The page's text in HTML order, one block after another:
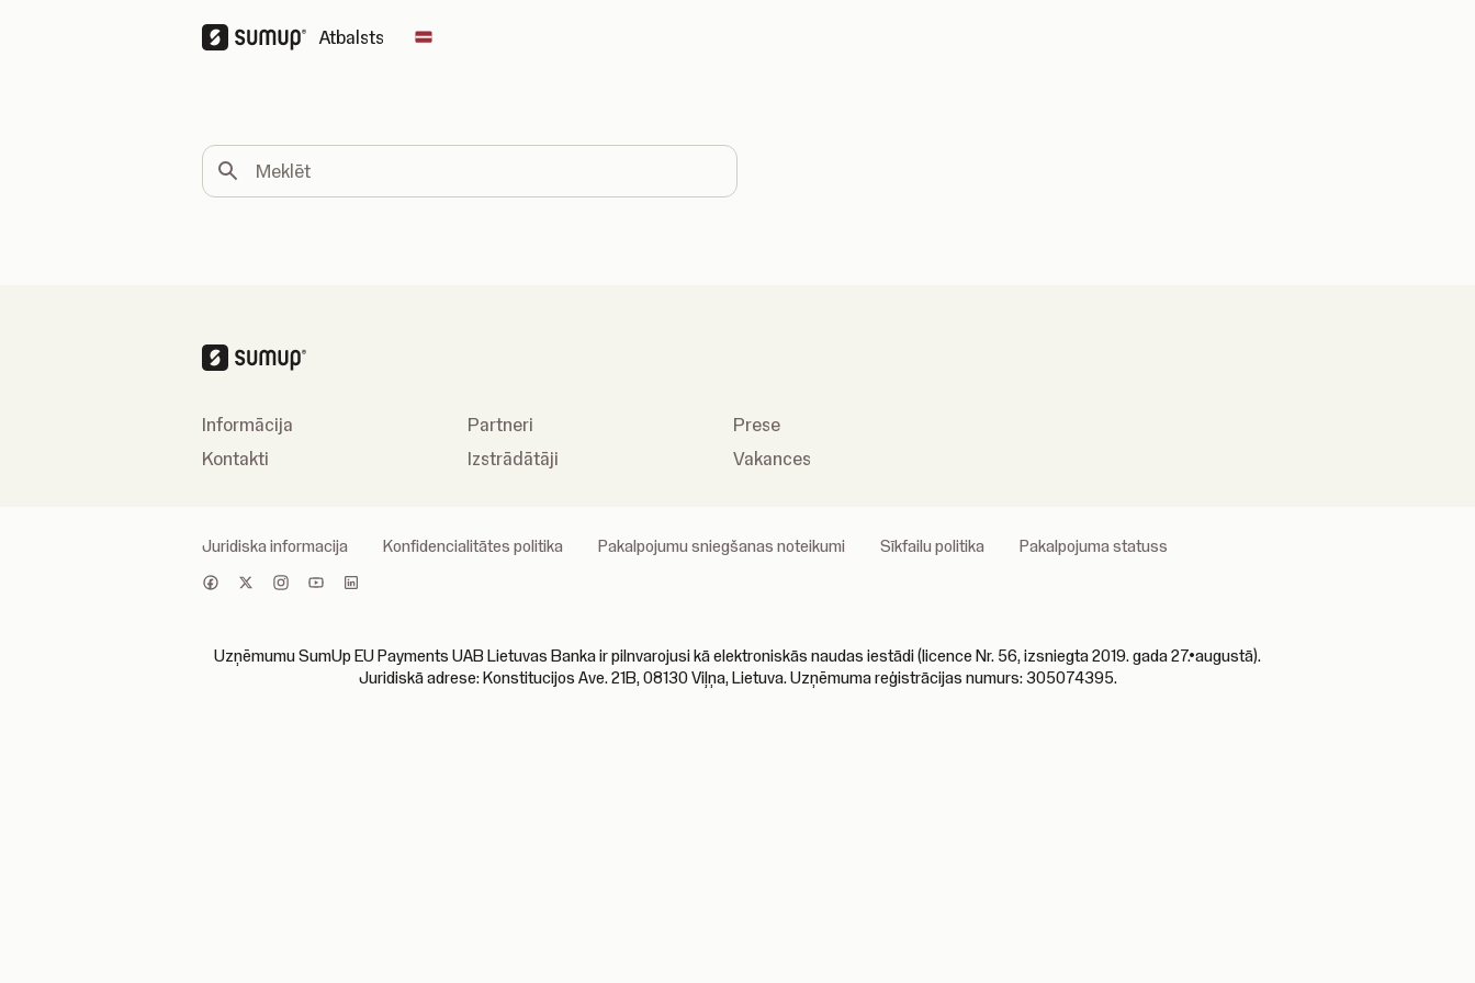
Atbalsts Change country
Meklēt
Informācija
Kontakti
Partneri
Izstrādātāji
Prese
Vakances
Juridiska informacija Konfidencialitātes politika Pakalpojumu sniegšanas noteikumi Sīkfailu politika Pakalpojuma statuss
Uzņēmumu SumUp EU Payments UAB Lietuvas Banka ir pilnvarojusi kā elektroniskās naudas iestādi (licence Nr. 56, izsniegta 2019. gada 27.•augustā).
Juridiskā adrese: Konstitucijos Ave. 21B, 08130 Viļņa, Lietuva. Uzņēmuma reģistrācijas numurs: 305074395.